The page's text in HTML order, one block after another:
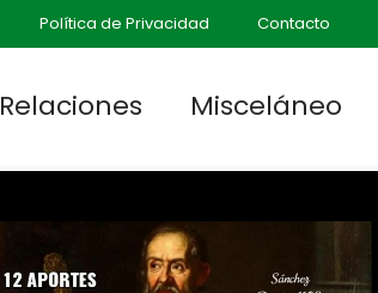
Política de Privacidad Contacto
Relaciones Misceláneo